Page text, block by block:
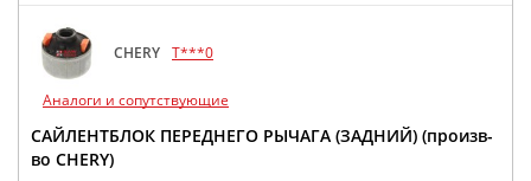
CHERY T***0
Аналоги и сопутствующие
САЙЛЕНТБЛОК ПЕРЕДНЕГО РЫЧАГА (ЗАДНИЙ) (произв-
во CHERY)